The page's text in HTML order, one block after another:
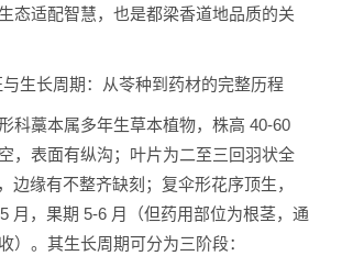
态适配智慧，也是都梁香道地品质的关
长周期：从苓种到药材的完整历程
藁本属多年生草本植物，株高 40-60
，表面有纵沟；叶片为二至三回羽状全
边缘有不整齐缺刻；复伞形花序顶生，
月，果期 5-6 月（但药用部位为根茎，通
）。其生长周期可分为三阶段：